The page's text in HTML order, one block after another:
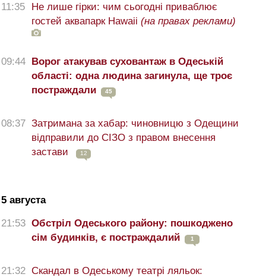
11:35
Не лише гірки: чим сьогодні приваблює
гостей аквапарк Hawaii (на правах реклами)
09:44 Ворог атакував суховантаж в Одеській
області: одна людина загинула, ще троє
постраждали
45
08:37 Затримана за хабар: чиновницю з Одещини
відправили до СІЗО з правом внесення
застави
12
5 августа
21:53 Обстріл Одеського району: пошкоджено
сім будинків, є постраждалий
1
21:32 Скандал в Одеському театрі ляльок: